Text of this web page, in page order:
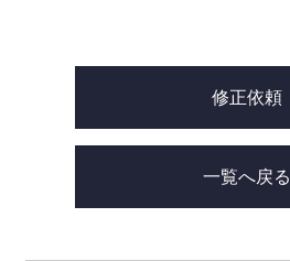
修正依頼
一覧へ戻る